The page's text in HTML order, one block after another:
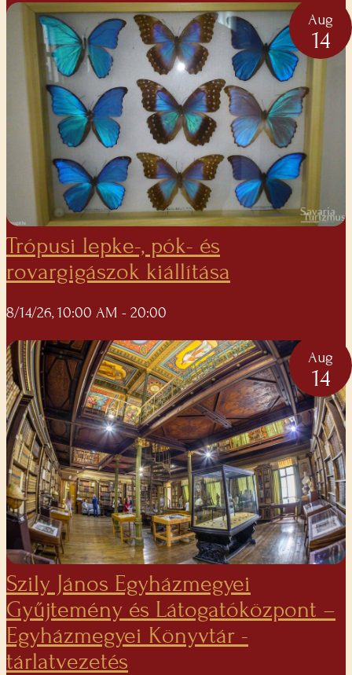
Aug
14
Trópusi lepke-, pók- és
rovargigászok kiállítása
8/14/26, 10:00 AM - 20:00
Aug
14
Szily János Egyházmegyei
Gyűjtemény és Látogatóközpont –
Egyházmegyei Könyvtár -
tárlatvezetés